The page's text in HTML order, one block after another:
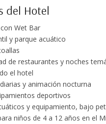
del Hotel
Wet Bar
y parque acuático
de restaurantes y noches
el hotel
y animación nocturna
deportivos
y equipamiento, bajo
niños de 4 a 12 años en el